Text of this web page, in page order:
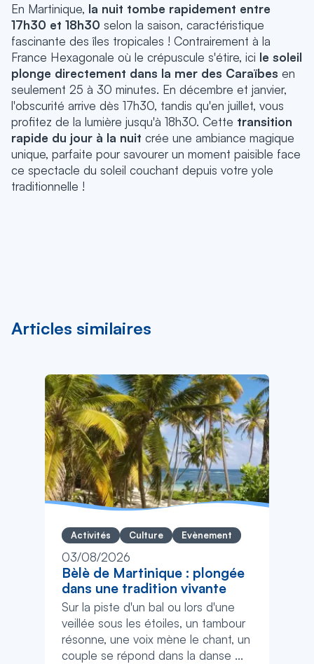
En Martinique, la nuit tombe rapidement entre
17h30 et 18h30 selon la saison, caractéristique
fascinante des îles tropicales ! Contrairement à la
France Hexagonale où le crépuscule s'étire, ici le soleil
plonge directement dans la mer des Caraïbes en
seulement 25 à 30 minutes. En décembre et janvier,
l'obscurité arrive dès 17h30, tandis qu'en juillet, vous
profitez de la lumière jusqu'à 18h30. Cette transition
rapide du jour à la nuit crée une ambiance magique
unique, parfaite pour savourer un moment paisible face
ce spectacle du soleil couchant depuis votre yole
traditionnelle !
Articles similaires
Activités Culture Evènement
03/08/2026
Bèlè de Martinique : plongée
dans une tradition vivante
Sur la piste d'un bal ou lors d'une
veillée sous les étoiles, un tambour
résonne, une voix mène le chant, un
couple se répond dans la danse ...